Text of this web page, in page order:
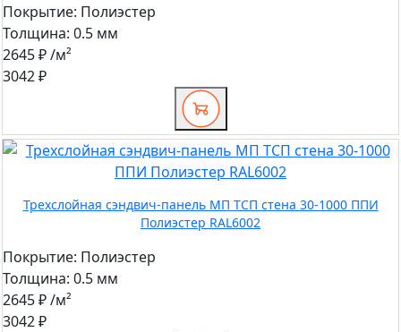
Покрытие: Полиэстер
Толщина: 0.5 мм
2645 ₽/м²
3042 ₽
Трехслойная сэндвич-панель МП ТСП стена 30-1000 ППИ
Полиэстер RAL6002
Покрытие: Полиэстер
Толщина: 0.5 мм
2645 ₽/м²
3042 ₽